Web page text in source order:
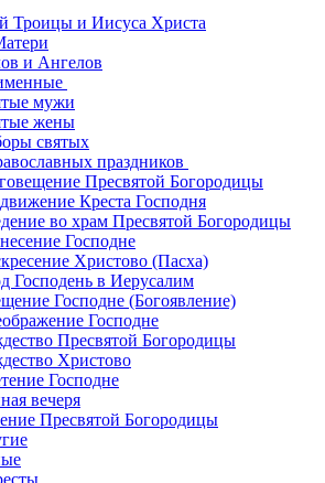
Троицы и Иисуса Христа
и Ангелов
мужи
жены
святых
праздников
Пресвятой Богородицы
Креста Господня
во храм Пресвятой Богородицы
Господне
Христово (Пасха)
Господень в Иерусалим
Господне (Богоявление)
Господне
Пресвятой Богородицы
Христово
Господне
вечеря
Пресвятой Богородицы